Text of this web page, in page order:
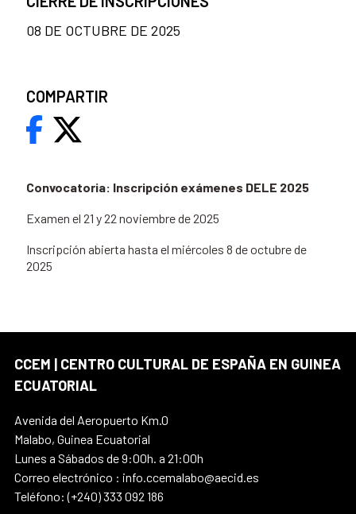
Convocatoria: Inscripción exámenes DELE 2025
Examen el 21 y 22 noviembre de 2025
Inscripción abierta hasta el miércoles 8 de octubre de
2025
08 DE OCTUBRE DE 2025
COMPARTIR
CCEM | CENTRO CULTURAL DE ESPAÑA EN GUINEA
ECUATORIAL
Avenida del Aeropuerto Km.0
Malabo, Guinea Ecuatorial
Lunes a Sábados de 9:00h. a 21:00h
Correo electrónico : info.ccemalabo@aecid.es
Teléfono: (+240) 333 092 186